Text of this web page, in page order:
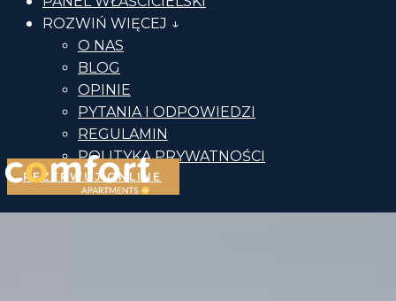
ROZWIŃ WIĘCEJ ↓
O NAS
BLOG
OPINIE
PYTANIA I ODPOWIEDZI
REGULAMIN
POLITYKA PRYWATNOŚCI
REZERWUJ ONLINE